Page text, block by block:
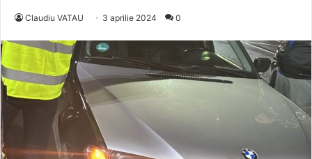
Claudiu VATAU 3 aprilie 2024 0